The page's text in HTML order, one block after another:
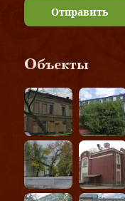
Отправить
Объекты